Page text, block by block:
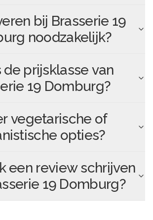
bij Brasserie 19
noodzakelijk?
de prijsklasse van
19 Domburg?
vegetarische of
opties?
een review schrijven
19 Domburg?